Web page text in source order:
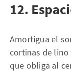
12.
Amortigua el
cortinas de lino
que obliga al